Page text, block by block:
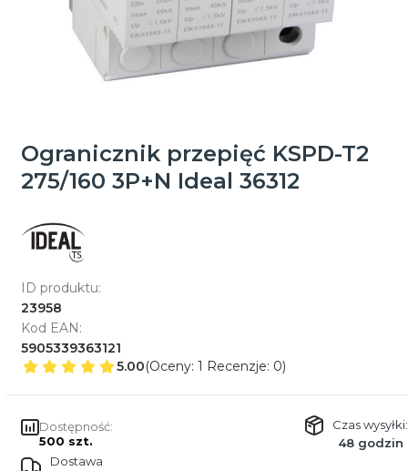
Ogranicznik przepięć KSPD-T2
275/160 3P+N Ideal 36312
ID produktu:
23958
Kod EAN:
5905339363121
5.00(Oceny: 1 Recenzje: 0)
Dostępność:
500 szt.
Czas wysyłki:
48 godzin
Dostawa